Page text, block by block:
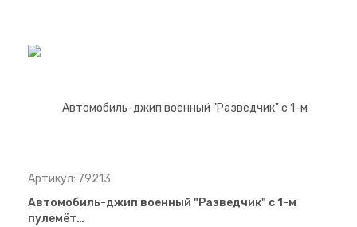
Артикул: 79213
Автомобиль-джип военный "Разведчик" с 1-м
пулемёт…